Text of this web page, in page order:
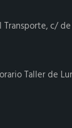
Transporte, c/ de
Taller de